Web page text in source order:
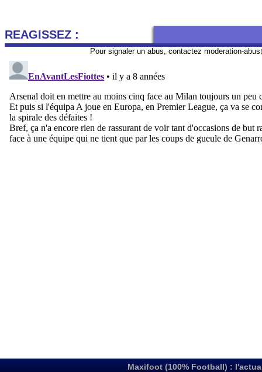
REAGISSEZ :
Pour signaler un abus, contactez moderation-
Maxifoot (100% Football) :